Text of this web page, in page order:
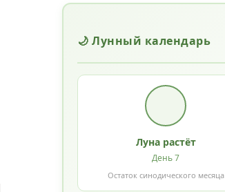
🌙 Лунный календарь
Луна растёт
День 7
Остаток синодического месяца